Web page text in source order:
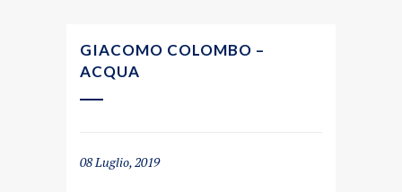
GIACOMO COLOMBO –
ACQUA
08 Luglio, 2019